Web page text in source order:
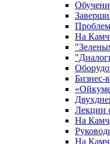
На
Бизнес-
Лекции
На
На